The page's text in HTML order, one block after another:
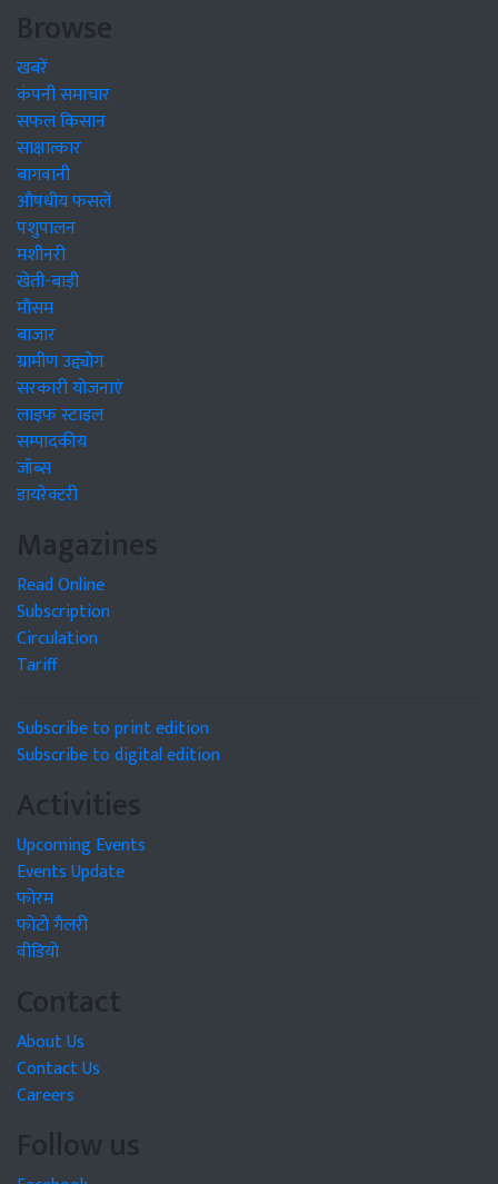
Browse
खबरें
कंपनी समाचार
सफल किसान
साक्षात्कार
बागवानी
औषधीय फसलें
पशुपालन
मशीनरी
खेती-बाड़ी
मौसम
बाजार
ग्रामीण उद्द्योग
सरकारी योजनाएं
लाइफ स्टाइल
सम्पादकीय
जॉब्स
डायरेक्टरी
Magazines
Read Online
Subscription
Circulation
Tariff
Subscribe to print edition
Subscribe to digital edition
Activities
Upcoming Events
Events Update
फोरम
फोटो गैलरी
वीडियो
Contact
About Us
Contact Us
Careers
Follow us